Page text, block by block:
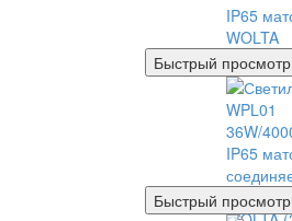
Быстрый просмотр
Быстрый просмотр